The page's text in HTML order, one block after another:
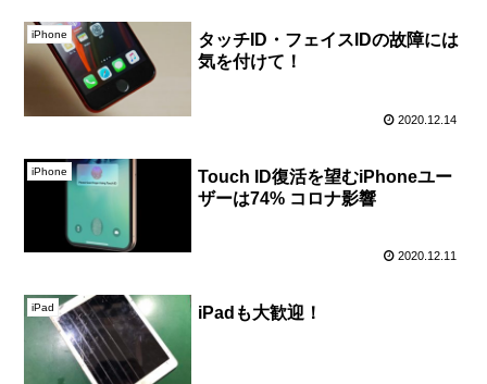
iPhone
タッチID・フェイスIDの故障には
気を付けて！
2020.12.14
iPhone
Touch ID復活を望むiPhoneユー
ザーは74% コロナ影響
2020.12.11
iPad iPadも大歓迎！